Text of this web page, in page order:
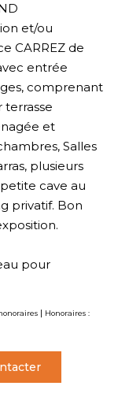
et/ou
CARREZ de
entrée
comprenant
terrasse
et
Salles
plusieurs
cave au
privatif. Bon
pour
| Honoraires :